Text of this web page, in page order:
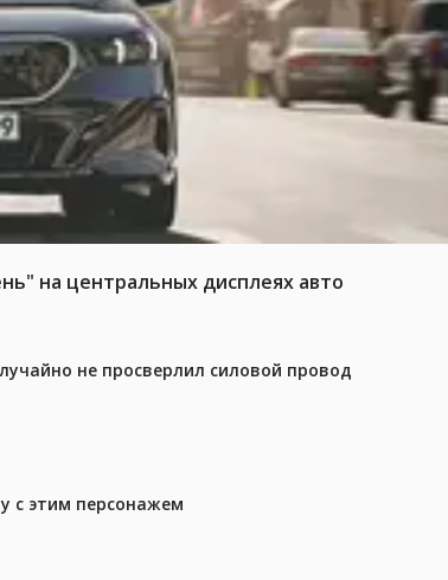
на центральных дисплеях авто
не просверлил силовой провод
с этим персонажем